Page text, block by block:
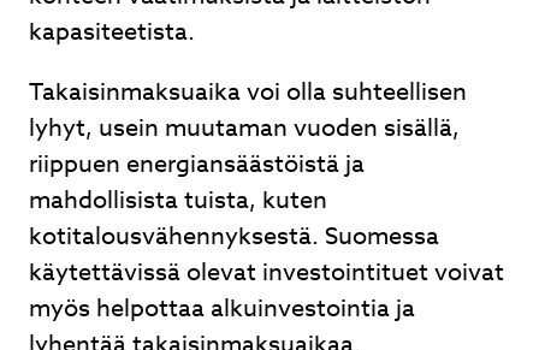
kapasiteetista.
Takaisinmaksuaika voi olla suhteellisen
lyhyt, usein muutaman vuoden sisällä,
riippuen energiansäästöistä ja
mahdollisista tuista, kuten
kotitalousvähennyksestä. Suomessa
käytettävissä olevat investointituet voivat
myös helpottaa alkuinvestointia ja